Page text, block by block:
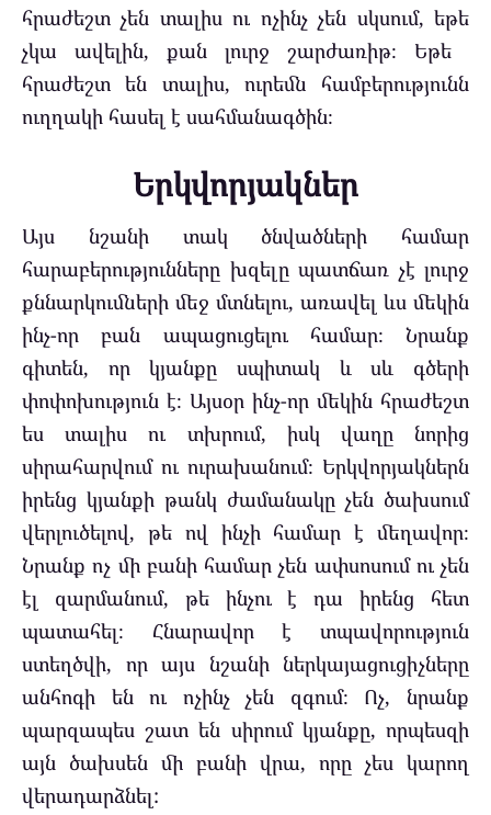
հրաժեշտ չեն տալիս ու ոչինչ չեն սկսում, եթե
չկա ավելին, քան լուրջ շարժառիթ։ Եթե ​​
հրաժեշտ են տալիս, ուրեմն համբերությունն
ուղղակի հասել է սահմանագծին։
Երկվորյակներ
Այս նշանի տակ ծնվածների համար
հարաբերությունները խզելը պատճառ չէ լուրջ
քննարկումների մեջ մտնելու, առավել ևս մեկին
ինչ-որ բան ապացուցելու համար։ Նրանք
գիտեն, որ կյանքը սպիտակ և սև գծերի
փոփոխություն է։ Այսօր ինչ-որ մեկին հրաժեշտ
ես տալիս ու տխրում, իսկ վաղը նորից
սիրահարվում ու ուրախանում։ Երկվորյակներն
իրենց կյանքի թանկ ժամանակը չեն ծախսում
վերլուծելով, թե ով ինչի համար է մեղավոր։
Նրանք ոչ մի բանի համար չեն ափսոսում ու չեն
էլ զարմանում, թե ինչու է դա իրենց հետ
պատահել։ Հնարավոր է տպավորություն
ստեղծվի, որ այս նշանի ներկայացուցիչները
անհոգի են ու ոչինչ չեն զգում։ Ոչ, նրանք
պարզապես շատ են սիրում կյանքը, որպեսզի
այն ծախսեն մի բանի վրա, որը չես կարող
վերադարձնել: